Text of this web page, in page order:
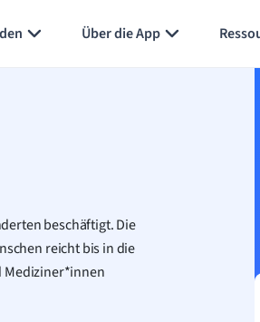
Über die App
beschäftigt. Die
reicht bis in die
Mediziner*innen